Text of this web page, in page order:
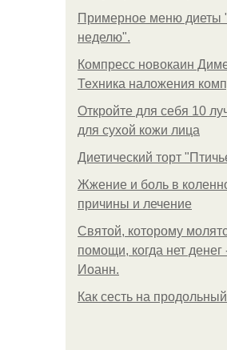
Примерное меню диеты
неделю".
Компресс новокаин
Техника наложения
Откройте для себя 10
для сухой кожи лица
Диетический торт
Жжение и боль в
причины и лечение
Святой, которому
помощи, когда нет денег
Иоанн.
Как сесть на